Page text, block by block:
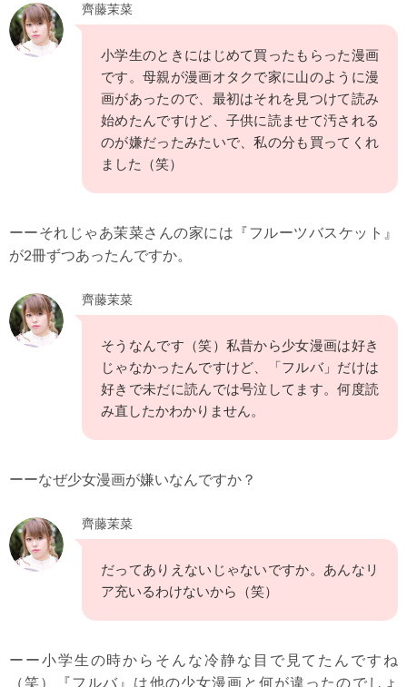
齊藤茉菜
小学生のときにはじめて買ったもらった漫画
です。母親が漫画オタクで家に山のように漫
画があったので、最初はそれを見つけて読み
始めたんですけど、子供に読ませて汚される
のが嫌だったみたいで、私の分も買ってくれ
ました（笑）
ーーそれじゃあ茉菜さんの家には『フルーツバスケット』
が2冊ずつあったんですか。
齊藤茉菜
そうなんです（笑）私昔から少女漫画は好き
じゃなかったんですけど、「フルバ」だけは
好きで未だに読んでは号泣してます。何度読
み直したかわかりません。
ーーなぜ少女漫画が嫌いなんですか？
齊藤茉菜
だってありえないじゃないですか。あんなリ
ア充いるわけないから（笑）
ーー小学生の時からそんな冷静な目で見てたんですね
（笑）『フルバ』は他の少女漫画と何が違ったのでしょ